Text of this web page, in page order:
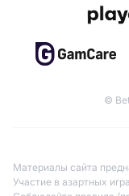
©
Материалы сайта
Участие в азартных